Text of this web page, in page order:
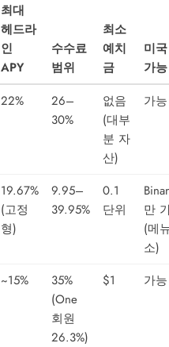
최대
헤드라
인
APY
수수료
범위
최소
예치
금
미
가능
22%
26–
30%
없음
(대부
분 자
산)
가능
19.67%
(고정
형)
9.95–
39.95%
0.1
단위
만
(메
소)
~15%
35%
(One
회원
26.3%)
$1 가능